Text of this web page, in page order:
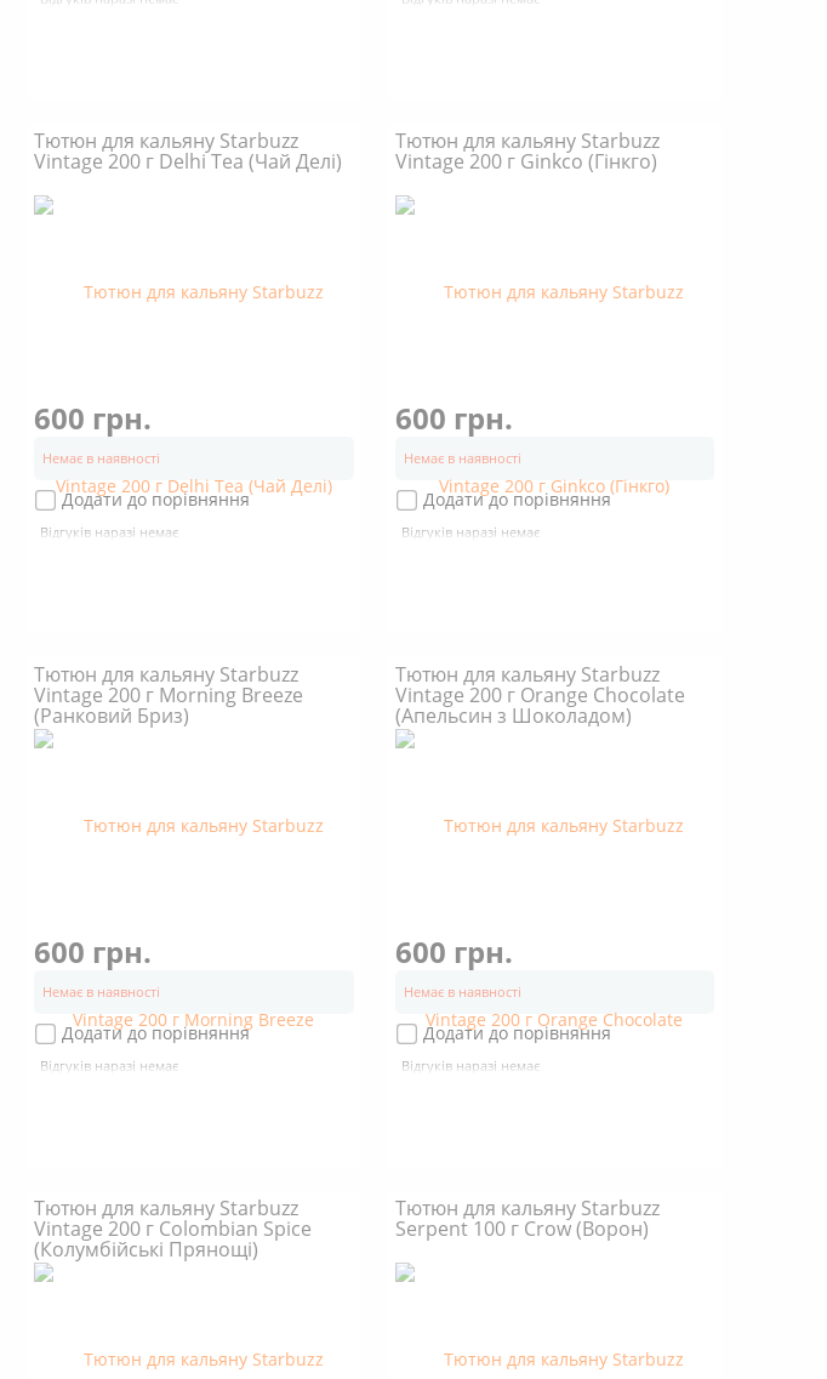
Тютюн для кальяну Starbuzz
Vintage 200 г Delhi Tea (Чай Делі)
600 грн.
Немає в наявності
Додати до порівняння
Відгуків наразі немає
Тютюн для кальяну Starbuzz
Vintage 200 г Ginkco (Гінкго)
600 грн.
Немає в наявності
Додати до порівняння
Відгуків наразі немає
Тютюн для кальяну Starbuzz
Vintage 200 г Morning Breeze
(Ранковий Бриз)
600 грн.
Немає в наявності
Додати до порівняння
Відгуків наразі немає
Тютюн для кальяну Starbuzz
Vintage 200 г Orange Chocolate
(Апельсин з Шоколадом)
600 грн.
Немає в наявності
Додати до порівняння
Відгуків наразі немає
Тютюн для кальяну Starbuzz
Vintage 200 г Colombian Spice
(Колумбійські Прянощі)
Тютюн для кальяну Starbuzz
Serpent 100 г Crow (Ворон)